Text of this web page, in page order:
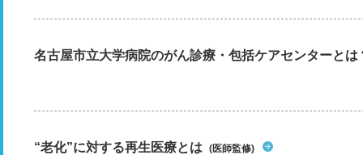
名古屋市立大学病院のがん診療・包括ケアセンターとは
“老化”に対する再生医療とは (医師監修)